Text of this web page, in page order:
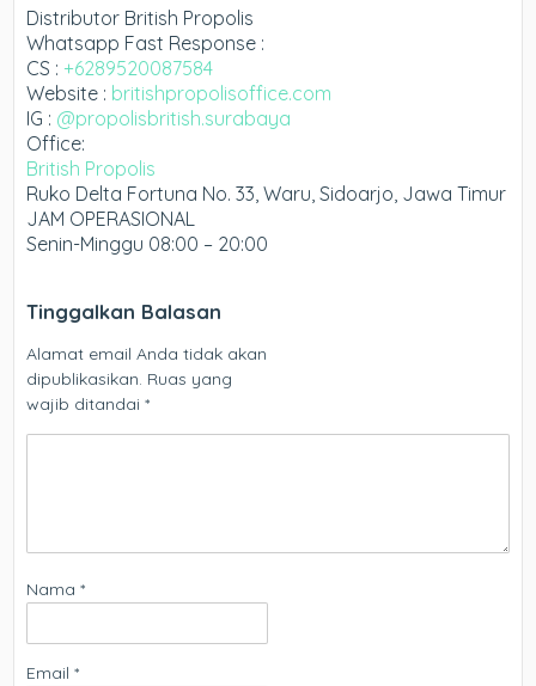
Distributor British Propolis
Whatsapp Fast Response :
CS : +6289520087584
Website : britishpropolisoffice.com
IG : @propolisbritish.surabaya
Office:
British Propolis
Ruko Delta Fortuna No. 33, Waru, Sidoarjo, Jawa Timur
JAM OPERASIONAL
Senin-Minggu 08:00 – 20:00
Tinggalkan Balasan
Alamat email Anda tidak akan
dipublikasikan. Ruas yang
wajib ditandai*
Nama*
Email*